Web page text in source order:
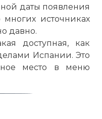
даты появления
источниках
давно.
доступная, как
Испании. Это
место в меню